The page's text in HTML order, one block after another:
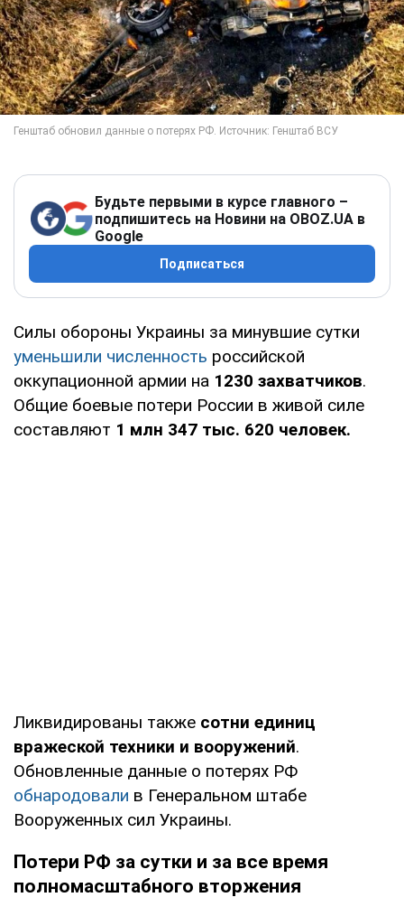
Будьте первыми в курсе главного –
подпишитесь на Новини на OBOZ.UA в
Google
Подписаться
Силы обороны Украины за минувшие сутки
уменьшили численность российской
оккупационной армии на 1230 захватчиков.
Общие боевые потери России в живой силе
составляют 1 млн 347 тыс. 620 человек.
Ликвидированы также сотни единиц
вражеской техники и вооружений.
Обновленные данные о потерях РФ
обнародовали в Генеральном штабе
Вооруженных сил Украины.
Потери РФ за сутки и за все время
полномасштабного вторжения